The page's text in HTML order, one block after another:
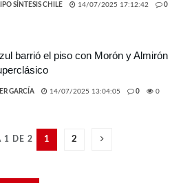
SÍNTESIS CHILE 14/07/2025 17:12:42 0
barrió el piso con Morón y Almirón
GARCÍA 14/07/2025 13:04:05 0 0
1 DE 2 1 2